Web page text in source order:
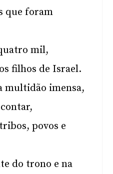
que foram
mil,
filhos de Israel.
multidão imensa,
povos e
do trono e na